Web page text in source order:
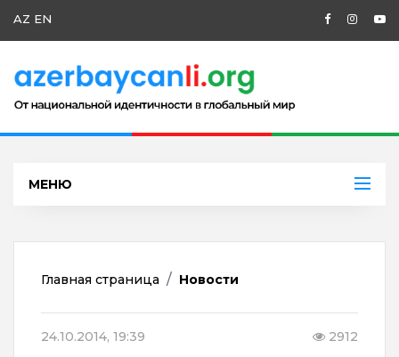
AZ EN
МЕНЮ
Главная страница Новости
24.10.2014, 19:39 2912